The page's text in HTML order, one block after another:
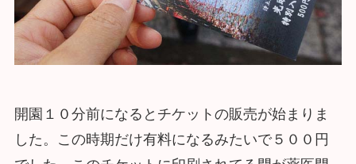
開園１０分前になるとチケットの販売が始まりま
した。この時期だけ有料になるみたいで５００円